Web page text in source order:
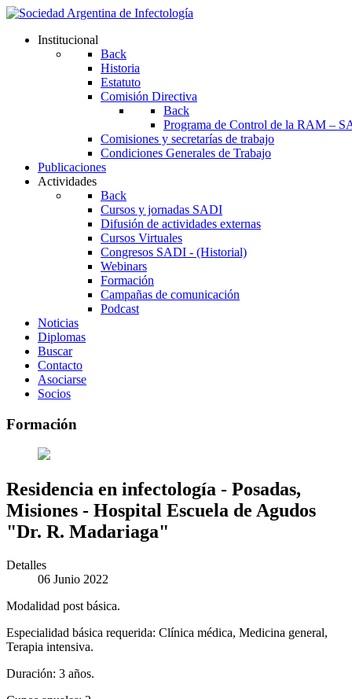
Institucional
Back
Historia
Estatuto
Comisión Directiva
Back
Programa de Control de la RAM –
Comisiones y secretarías de trabajo
Condiciones Generales de Trabajo
Publicaciones
Actividades
Back
Cursos y jornadas SADI
Difusión de actividades externas
Cursos Virtuales
Congresos SADI - (Historial)
Webinars
Formación
Campañas de comunicación
Podcast
Noticias
Diplomas
Buscar
Contacto
Asociarse
Socios
Formación
Residencia en infectología - Posadas,
Misiones - Hospital Escuela de Agudos
"Dr. R. Madariaga"
Detalles
06 Junio 2022
Modalidad post básica.
Especialidad básica requerida: Clínica médica, Medicina general,
Terapia intensiva.
Duración: 3 años.